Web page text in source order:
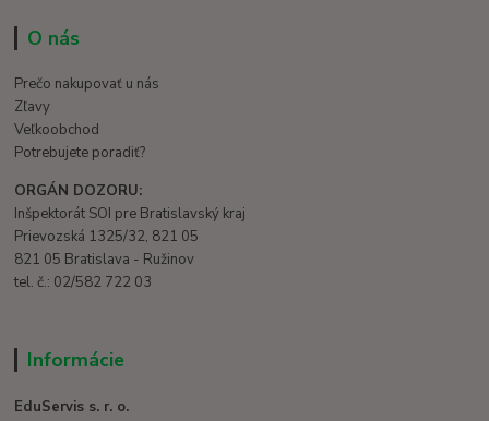
O nás
Prečo nakupovať u nás
Zľavy
Veľkoobchod
Potrebujete poradiť?
ORGÁN DOZORU:
Inšpektorát SOI pre Bratislavský kraj
Prievozská 1325/32, 821 05
821 05 Bratislava - Ružinov
tel. č.: 02/582 722 03
Informácie
EduServis s. r. o.